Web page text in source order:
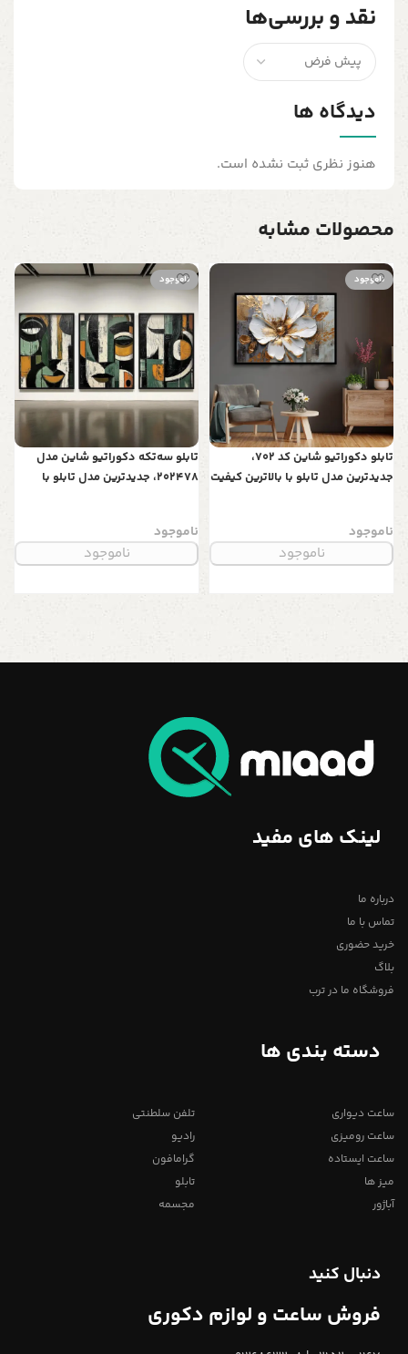
نقد و بررسی‌ها
دیدگاه ها
هنوز نظری ثبت نشده است.
محصولات مشابه
ناموجود
تابلو دکوراتیو شاین کد 702،
جدیدترین مدل تابلو با بالاترین کیفیت
فوق العاده و قابل شستشو طرح
انتزاعی گل سفید و رنگ طلایی
ناموجود
ناموجود
ناموجود
تابلو سه‌تکه دکوراتیو شاین مدل
202478، جدیدترین مدل تابلو با
طرح چهره و اشکال هندسی
ناموجود
ناموجود
لینک های مفید
درباره ما
تماس با ما
خرید حضوری
بلاگ
فروشگاه ما در ترب
دسته بندی ها
ساعت دیواری
ساعت رومیزی
ساعت ایستاده
میز ها
آباژور
تلفن سلطنتی
رادیو
گرامافون
تابلو
مجسمه
دنبال کنید
فروش ساعت و لوازم دکوری